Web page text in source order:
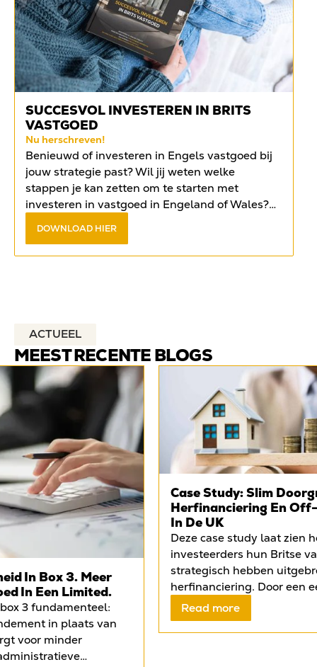
SUCCESVOL INVESTEREN IN BRITS
VASTGOED
Nu herschreven!
Benieuwd of investeren in Engels vastgoed bij
jouw strategie past? Wil jij weten welke
stappen je kan zetten om te starten met
investeren in vastgoed in Engeland of Wales?
DOWNLOAD HIER
ACTUEEL
MEEST RECENTE BLOGS
In Box 3. Meer
In Een Limited.
3 fundamenteel:
in plaats van
voor minder
Case Study: Slim
Herfinanciering En
In De UK
Deze case study laat zien
investeerders hun Britse
strategisch hebben
herfinanciering. Door een
Liverpool onder te
mortgage, konden zij
het object te verkopen en
Read more